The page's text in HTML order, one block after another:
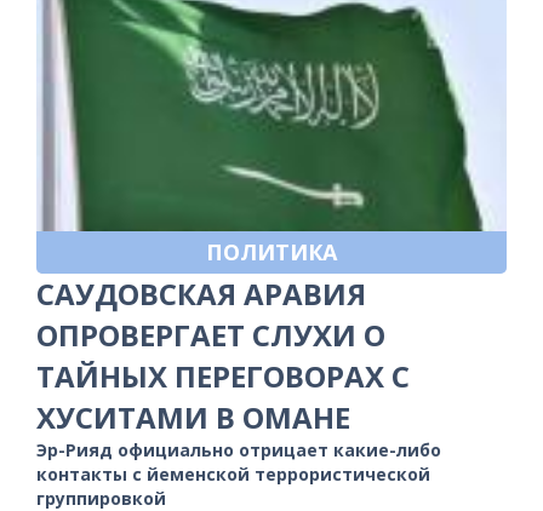
ПОЛИТИКА
САУДОВСКАЯ АРАВИЯ
ОПРОВЕРГАЕТ СЛУХИ О
ТАЙНЫХ ПЕРЕГОВОРАХ С
ХУСИТАМИ В ОМАНЕ
Эр-Рияд официально отрицает какие-либо
контакты с йеменской террористической
группировкой